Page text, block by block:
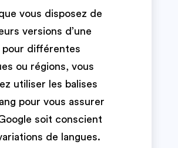
vous disposez de
versions d’une
pour différentes
ou régions, vous
utiliser les balises
pour vous assurer
soit conscient
de langues.